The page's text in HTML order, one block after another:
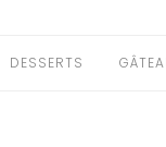
DESSERTS